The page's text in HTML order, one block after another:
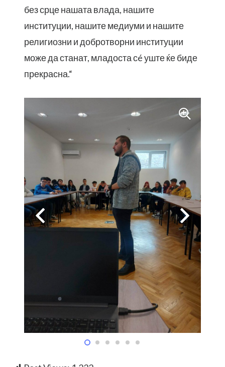
без срце нашата влада, нашите
институции, нашите медиуми и нашите
религиозни и добротворни институции
може да станат, младоста сé уште ќе биде
прекрасна.“